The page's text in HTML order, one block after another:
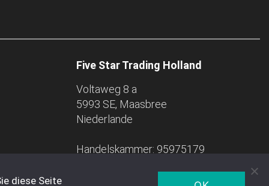
Five Star Trading Holland
Voltaweg 8 a
5993 SE, Maasbree
Niederlande
Handelskammer: 95975179
diese Seite